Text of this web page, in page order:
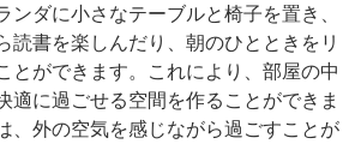
ンダに小さなテーブルと椅子を置き、
読書を楽しんだり、朝のひとときをリ
とができます。これにより、部屋の中
適に過ごせる空間を作ることができま
、外の空気を感じながら過ごすことが